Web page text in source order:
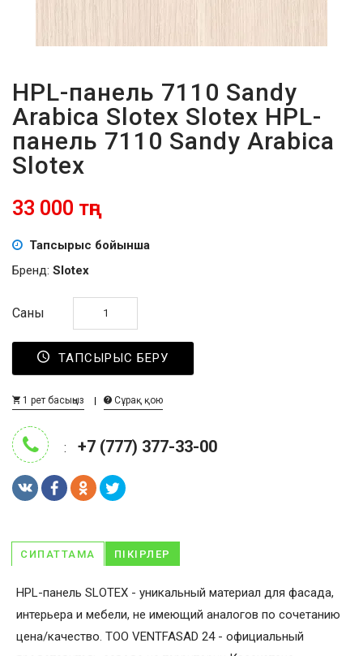
HPL-панель 7110 Sandy
Arabica Slotex Slotex HPL-
панель 7110 Sandy Arabica
Slotex
33 000 тңг
Тапсырыс бойынша
Бренд: Slotex
Саны
ТАПСЫРЫС БЕРУ
1 рет басыңыз Сұрақ қою
: +7 (777) 377-33-00
СИПАТТАМА ПІКІРЛЕР
HPL-панель SLOTEX - уникальный материал для фасада,
интерьера и мебели, не имеющий аналогов по сочетанию
цена/качество. ТОО VENTFASAD 24 - официальный